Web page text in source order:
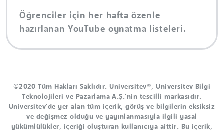
Öğrenciler için her hafta özenle
hazırlanan YouTube oynatma listeleri.
©2020 Tüm Hakları Saklıdır. Universitev®, Universitev Bilgi
Teknolojileri ve Pazarlama A.Ş.'nin tescilli markasıdır.
Universitev'de yer alan tüm içerik, görüş ve bilgilerin eksiksiz
ve değişmez olduğu ve yayınlanmasıyla ilgili yasal
yükümlülükler, içeriği oluşturan kullanıcıya aittir. Bu içerik,